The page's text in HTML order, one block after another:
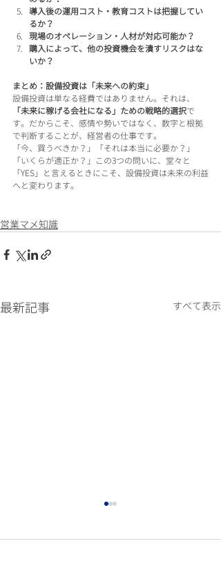
導入後の運用コスト・教育コストは把握してい
るか？
現場のオペレーション・人材が対応可能か？
購入によって、他の投資機会を潰すリスクはな
いか？
まとめ：設備投資は「未来への約束」
設備投資は単なる経費ではありません。それは、
「未来に稼げる会社になる」ための戦略的選択で
す。だからこそ、感情や勢いではなく、数字と根拠
で判断することが、経営者の仕事です。
「今、買うべきか？」「それは本当に必要か？」
「いくらが適正か？」この3つの問いに、堂々と
「YES」と言えるときにこそ、設備投資は未来の利益
へと変わります。
営業マメ知識
最新記事 すべて表示